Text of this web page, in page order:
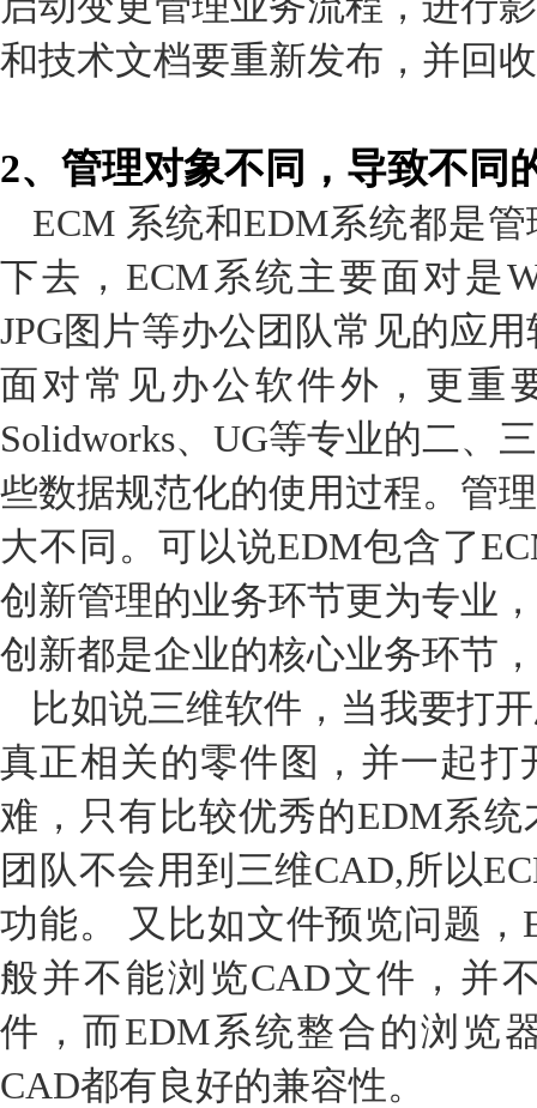
和技术文档要重新发布，并回
2、管理对象不同，导致不同
ECM 系统和EDM系统都是
下去，ECM系统主要面对是
JPG图片等办公团队常见的应
面对常见办公软件外，更重
Solidworks、UG等专业的二、
些数据规范化的使用过程。管
大不同。可以说EDM包含了
创新管理的业务环节更为专业
创新都是企业的核心业务环节
比如说三维软件，当我要打
真正相关的零件图，并一起
难，只有比较优秀的EDM系
团队不会用到三维CAD,所以
功能。 又比如文件预览问题
般并不能浏览CAD文件，并
件，而EDM系统整合的浏览
CAD都有良好的兼容性。